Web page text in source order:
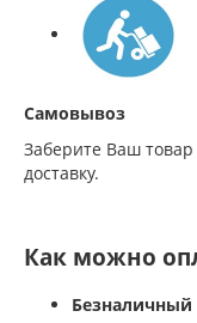
Самовывоз
Заберите Ваш
доставку.
Как можно
Безналичный